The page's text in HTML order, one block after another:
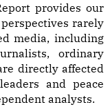
provides our
rarely
media, including
ordinary
directly affected
and peace
analysts.